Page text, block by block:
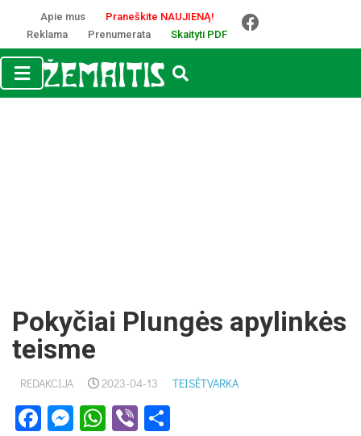
Apie mus
Praneškite NAUJIENĄ!
Reklama
Prenumerata Skaityti PDF
Pokyčiai Plungės apylinkės
teisme
REDAKCIJA 2023-04-13 TEISĖTVARKA
Facebook
Messenger
WhatsApp
Viber